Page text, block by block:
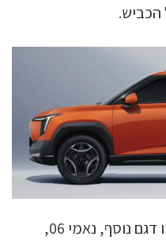
הכביש.
מותג נאמי מקבל כעת לשורותיו דגם נוסף, נאמי 06,